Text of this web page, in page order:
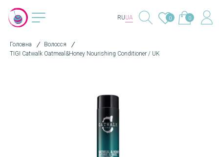
RUUA 0 0
Головна
Волосся
TIGI Catwalk Oatmeal&Honey Nourishing Conditioner / UK